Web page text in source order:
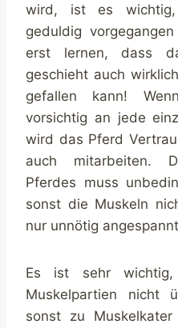
wird, ist es
geduldig
erst lernen, dass
geschieht auch
gefallen kann!
vorsichtig an jede
wird das Pferd
auch mitarbeiten.
Pferdes muss
sonst die Muskeln
nur unnötig
Es ist sehr
Muskelpartien nicht
sonst zu